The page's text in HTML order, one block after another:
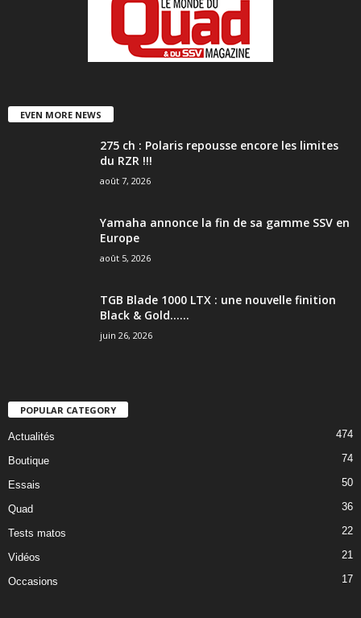
EVEN MORE NEWS
275 ch : Polaris repousse encore les limites
du RZR !!!
août 7, 2026
Yamaha annonce la fin de sa gamme SSV en
Europe
août 5, 2026
TGB Blade 1000 LTX : une nouvelle finition
Black & Gold…...
juin 26, 2026
POPULAR CATEGORY
Actualités 474
Boutique 74
Essais 50
Quad 36
Tests matos 22
Vidéos 21
Occasions 17